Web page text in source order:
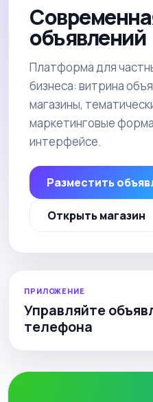
объявлений
Платформа для
бизнеса: витрина
магазины,
маркетинговые
интерфейсе.
Разместить
Открыть магазин
ПРИЛОЖЕНИЕ
Управляйте
телефона